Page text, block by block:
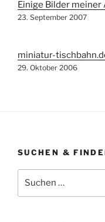
Einige Bilder meiner
23. September 2007
miniatur-
29. Oktober 2006
SUCHEN &
nach: